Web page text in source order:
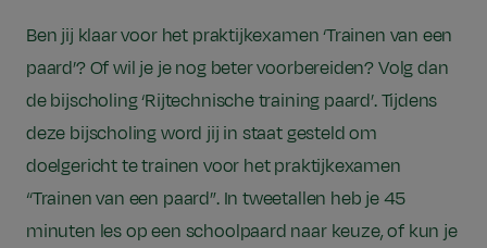
Ben jij klaar voor het praktijkexamen ‘Trainen van een
paard’? Of wil je je nog beter voorbereiden? Volg dan
de bijscholing ‘Rijtechnische training paard’. Tijdens
deze bijscholing word jij in staat gesteld om
doelgericht te trainen voor het praktijkexamen
“Trainen van een paard”. In tweetallen heb je 45
minuten les op een schoolpaard naar keuze, of kun je